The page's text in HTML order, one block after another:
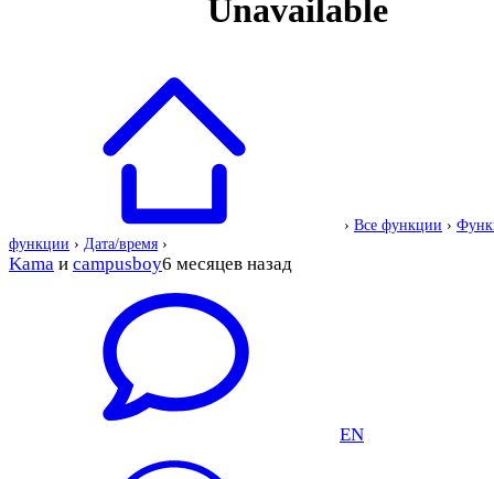
› Все функции ›
функции › Дата/время ›
Kama и campusboy6 месяцев назад
EN